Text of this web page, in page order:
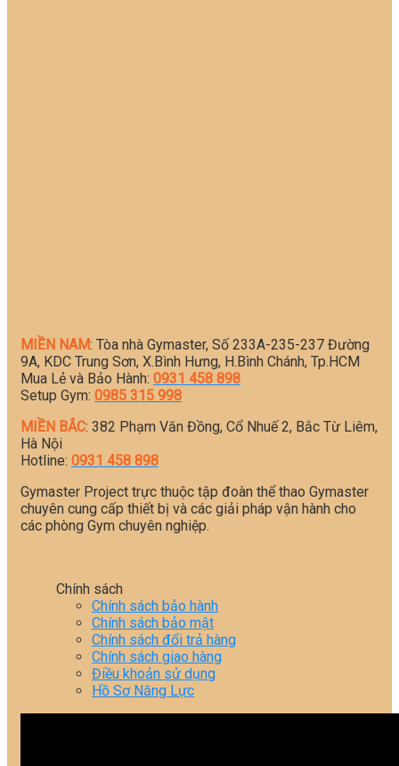
MIỀN NAM: Tòa nhà Gymaster, Số 233A-235-237 Đường
9A, KDC Trung Sơn, X.Bình Hưng, H.Bình Chánh, Tp.HCM
Mua Lẻ và Bảo Hành: 0931 458 898
Setup Gym: 0985 315 998
MIỀN BẮC: 382 Phạm Văn Đồng, Cổ Nhuế 2, Bắc Từ Liêm,
Hà Nội
Hotline: 0931 458 898
Gymaster Project trực thuộc tập đoàn thể thao Gymaster
chuyên cung cấp thiết bị và các giải pháp vận hành cho
các phòng Gym chuyên nghiệp.
Chính sách
Chính sách bảo hành
Chính sách bảo mật
Chính sách đổi trả hàng
Chính sách giao hàng
Điều khoản sử dụng
Hồ Sơ Năng Lực